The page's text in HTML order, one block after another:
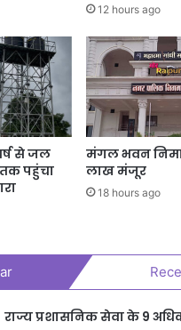
12 hours ago
से जल
पहुंचा
मंगल भवन
लाख मंजूर
18 hours ago
राज्य प्रशासनिक सेवा के 9